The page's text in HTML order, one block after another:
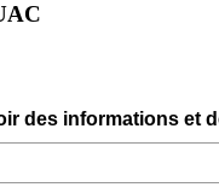
des informations et